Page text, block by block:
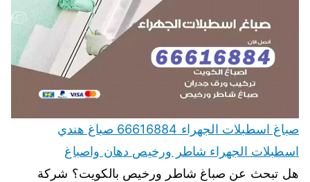
صباغ اسطبلات الجهراء 66616884 صباغ هندي
اسطبلات الجهراء شاطر ورخيص دهان واصباغ
هل تبحث عن صباغ شاطر ورخيص بالكويت؟ شركة